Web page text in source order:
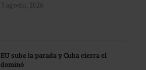
3 agosto, 2026
EU sube la parada y Cuba cierra el
dominó